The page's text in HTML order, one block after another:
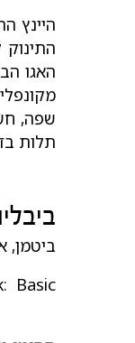
היינץ
האגו
שפה,
תלות
ביטמן, א. ואחרים (1992). אישיות:
Basic